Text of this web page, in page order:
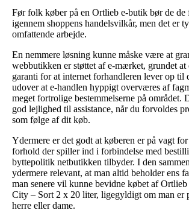
Før folk køber på en Ortlieb e-butik bør de de
igennem shoppens handelsvilkår, men det er
omfattende arbejde.
En nemmere løsning kunne måske være at
webbutikken er støttet af e-mærket, grundet at
garanti for at internet forhandleren lever op til
udover at e-handlen hyppigt overværes af
meget fortrolige bestemmelserne på området.
god lejlighed til assistance, når du forvoldes
som følge af dit køb.
Ydermere er det godt at køberen er på vagt
forhold der spiller ind i forbindelse med
byttepolitik netbutikken tilbyder. I den
ydermere relevant, at man altid beholder ens
man senere vil kunne bevidne købet af
City – Sort 2 x 20 liter, ligegyldigt om man er
herre eller dame.